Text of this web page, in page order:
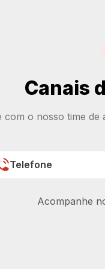
Canais
com o nosso time
Telefone
Acompanhe